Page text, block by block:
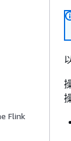
Flink